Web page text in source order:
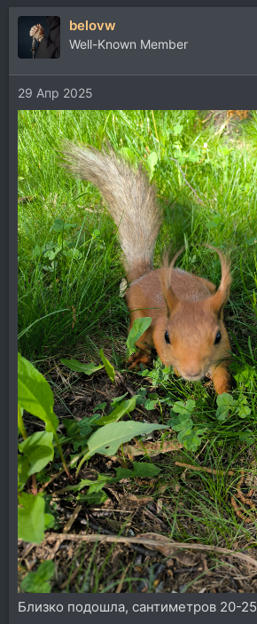
а
и
и
:
belovw
Well-Known Member
29 Апр 2025
Близко подошла, сантиметров 20-25